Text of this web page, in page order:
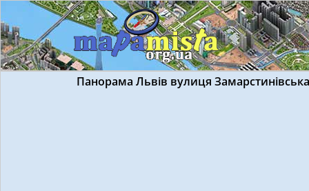
Панорама Львів вулиця Замарстинівська